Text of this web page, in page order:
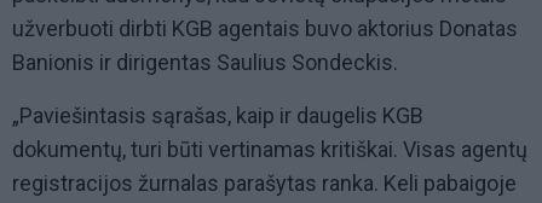
užverbuoti dirbti KGB agentais buvo aktorius Donatas
Banionis ir dirigentas Saulius Sondeckis.
„Paviešintasis sąrašas, kaip ir daugelis KGB
dokumentų, turi būti vertinamas kritiškai. Visas agentų
registracijos žurnalas parašytas ranka. Keli pabaigoje